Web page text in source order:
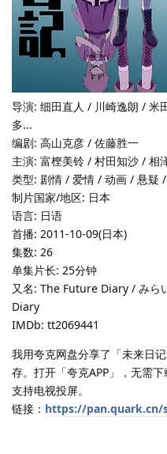
导演: 细田直人 / 川崎逸朗 / 米
多...
编剧: 高山克彦 / 佐藤胜一
主演: 富㭴美铃 / 村田知沙 / 相
类型: 剧情 / 爱情 / 动画 / 悬疑
制片国家/地区: 日本
语言: 日语
首播: 2011-10-09(日本)
集数: 26
单集片长: 25分钟
又名: The Future Diary / み
Diary
IMDb: tt2069441
我用夸克网盘分享了「未来日
存。打开「夸克APP」，无需
支持电视投屏。
链接： https://pan.quark.cn/